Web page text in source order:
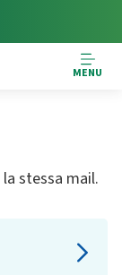
MENU
stessa mail.